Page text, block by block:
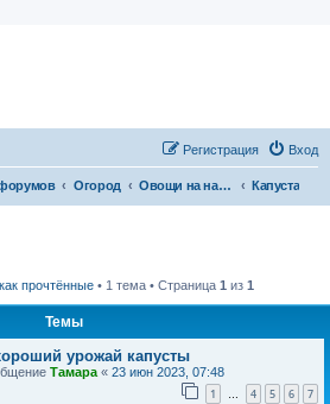
Вход
Регистрация
Огород Овощи на наших грядках Капуста
прочтённые• 1 тема • Страница 1 из 1
Темы
урожай капусты
Тамара « 23 июн 2023, 07:48
1 … 4 5 6 7